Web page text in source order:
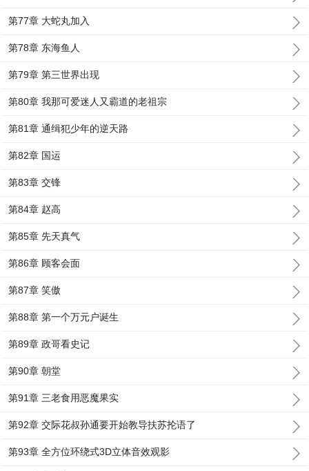
第77章 大蛇丸加入
第78章 东海鱼人
第79章 第三世界出现
第80章 我那可爱迷人又霸道的老祖宗
第81章 通缉犯少年的逆天路
第82章 国运
第83章 交锋
第84章 赵高
第85章 先天真气
第86章 顾客会面
第87章 笑傲
第88章 第一个万元户诞生
第89章 政哥看史记
第90章 朝堂
第91章 三老食用恶魔果实
第92章 交际花叔孙通要开始教导扶苏抡语了
第93章 全方位环绕式3D立体音效观影